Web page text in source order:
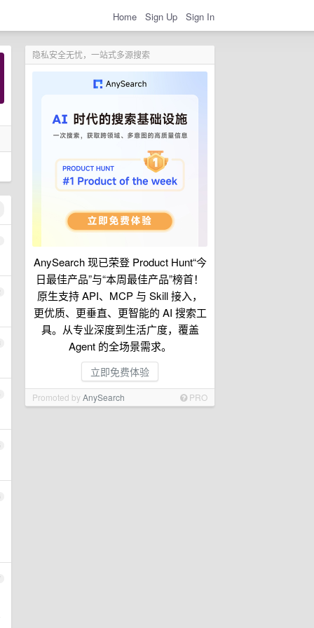
Home Sign Up Sign In
隐私安全无忧，一站式多源搜索
AnySearch 现已荣登 Product Hunt“今
日最佳产品”与“本周最佳产品”榜首！
原生支持 API、MCP 与 Skill 接入，
更优质、更垂直、更智能的 AI 搜索工
具。从专业深度到生活广度，覆盖
Agent 的全场景需求。
立即免费体验
Promoted byAnySearch PRO